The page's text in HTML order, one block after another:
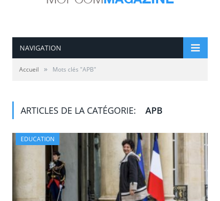
NAVIGATION
Accueil » Mots clés "APB"
ARTICLES DE LA CATÉGORIE: APB
EDUCATION